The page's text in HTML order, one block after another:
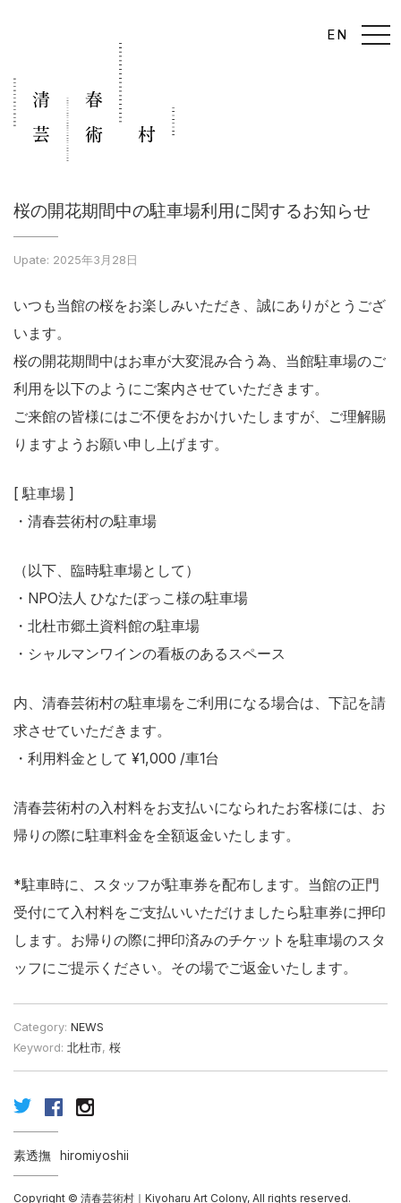
EN
t
o
桜の開花期間中の駐車場利用に関するお知らせ
Upate: 2025年3月28日
いつも当館の桜をお楽しみいただき、誠にありがとうござ
います。
桜の開花期間中はお車が大変混み合う為、当館駐車場のご
利用を以下のようにご案内させていただきます。
ご来館の皆様にはご不便をおかけいたしますが、ご理解賜
りますようお願い申し上げます。
[ 駐車場 ]
・清春芸術村の駐車場
（以下、臨時駐車場として）
・NPO法人 ひなたぼっこ様の駐車場
・北杜市郷土資料館の駐車場
・シャルマンワインの看板のあるスペース
内、清春芸術村の駐車場をご利用になる場合は、下記を請
求させていただきます。
・利用料金として ¥1,000 /車1台
清春芸術村の入村料をお支払いになられたお客様には、お
帰りの際に駐車料金を全額返金いたします。
*駐車時に、スタッフが駐車券を配布します。当館の正門
受付にて入村料をご支払いいただけましたら駐車券に押印
します。お帰りの際に押印済みのチケットを駐車場のスタ
ッフにご提示ください。その場でご返金いたします。
Category: NEWS
Keyword: 北杜市, 桜
素透撫 hiromiyoshii
Copyright © 清春芸術村｜Kiyoharu Art Colony, All rights reserved.